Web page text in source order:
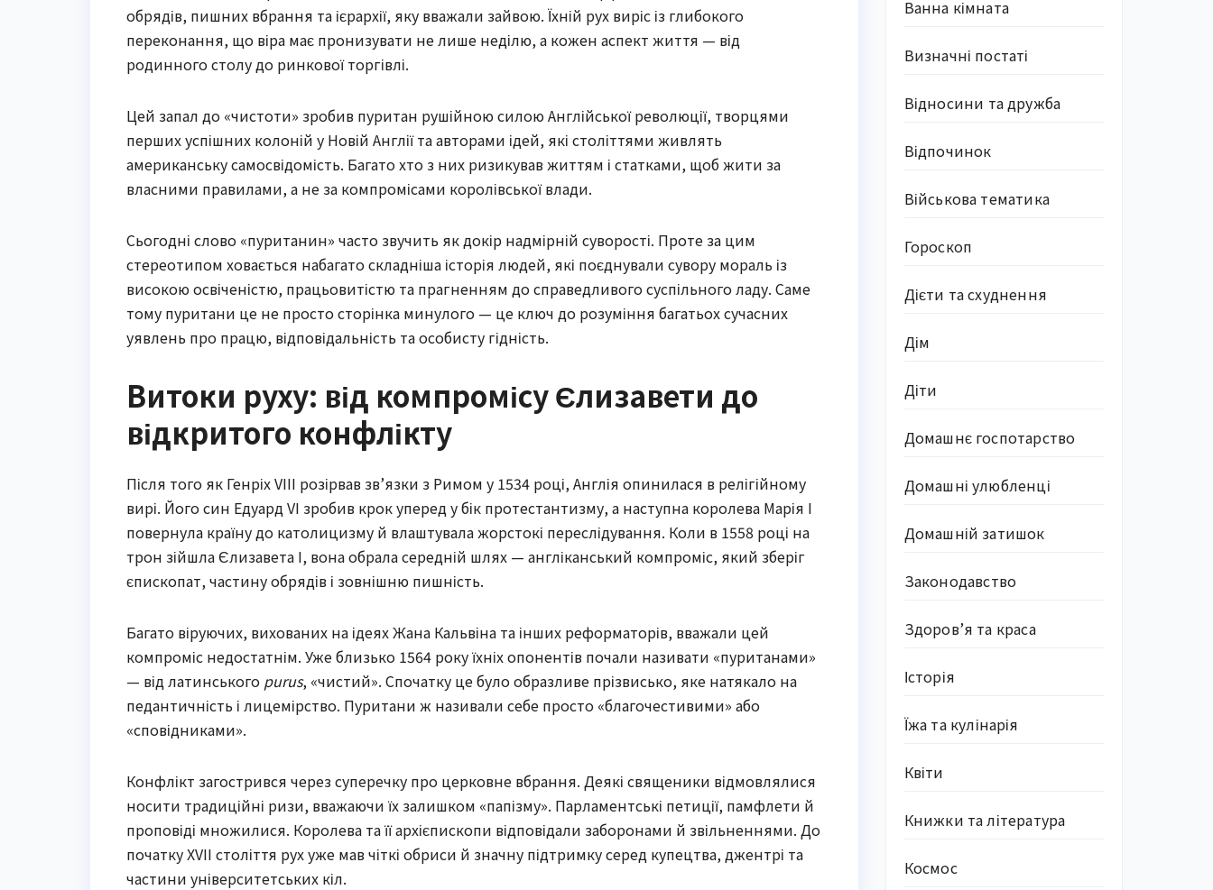
обрядів, пишних вбрання та ієрархії, яку вважали зайвою. Їхній рух виріс із глибокого
переконання, що віра має пронизувати не лише неділю, а кожен аспект життя — від
родинного столу до ринкової торгівлі.
Цей запал до «чистоти» зробив пуритан рушійною силою Англійської революції, творцями
перших успішних колоній у Новій Англії та авторами ідей, які століттями живлять
американську самосвідомість. Багато хто з них ризикував життям і статками, щоб жити за
власними правилами, а не за компромісами королівської влади.
Сьогодні слово «пуританин» часто звучить як докір надмірній суворості. Проте за цим
стереотипом ховається набагато складніша історія людей, які поєднували сувору мораль із
високою освіченістю, працьовитістю та прагненням до справедливого суспільного ладу. Саме
тому пуритани це не просто сторінка минулого — це ключ до розуміння багатьох сучасних
уявлень про працю, відповідальність та особисту гідність.
Витоки руху: від компромісу Єлизавети до
відкритого конфлікту
Після того як Генріх VIII розірвав зв’язки з Римом у 1534 році, Англія опинилася в релігійному
вирі. Його син Едуард VI зробив крок уперед у бік протестантизму, а наступна королева Марія I
повернула країну до католицизму й влаштувала жорстокі переслідування. Коли в 1558 році на
трон зійшла Єлизавета I, вона обрала середній шлях — англіканський компроміс, який зберіг
єпископат, частину обрядів і зовнішню пишність.
Багато віруючих, вихованих на ідеях Жана Кальвіна та інших реформаторів, вважали цей
компроміс недостатнім. Уже близько 1564 року їхніх опонентів почали називати «пуританами»
— від латинського purus, «чистий». Спочатку це було образливе прізвисько, яке натякало на
педантичність і лицемірство. Пуритани ж називали себе просто «благочестивими» або
«сповідниками».
Конфлікт загострився через суперечку про церковне вбрання. Деякі священики відмовлялися
носити традиційні ризи, вважаючи їх залишком «папізму». Парламентські петиції, памфлети й
проповіді множилися. Королева та її архієпископи відповідали заборонами й звільненнями. До
початку XVII століття рух уже мав чіткі обриси й значну підтримку серед купецтва, джентрі та
частини університетських кіл.
Ванна кімната
Визначні постаті
Відносини та дружба
Відпочинок
Військова тематика
Гороскоп
Дієти та схуднення
Дім
Діти
Домашнє госпотарство
Домашні улюбленці
Домашній затишок
Законодавство
Здоров’я та краса
Історія
Їжа та кулінарія
Квіти
Книжки та література
Космос